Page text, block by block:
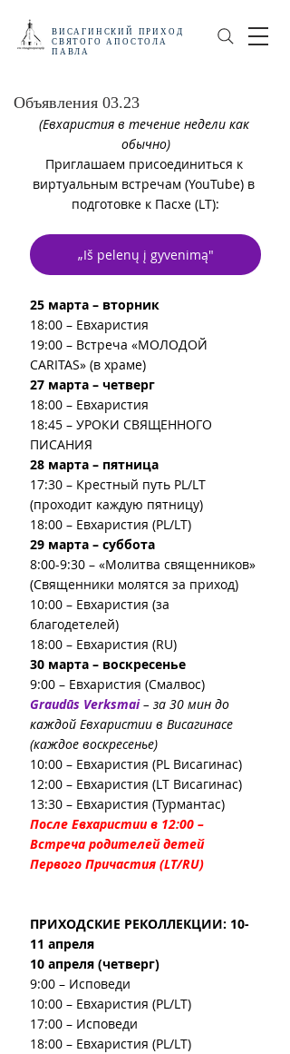
ВИСАГИНСКИЙ
ПРИХОД
СВЯТОГО АПОСТОЛА
ПАВЛА
Объявления 03.23
(Евхаристия в течение недели как
обычно)
Приглашаем присоединиться к
виртуальным встречам (YouTube) в
подготовке к Пасхе (LT):
„Iš pelenų į gyvenimą"
25 марта – вторник
18:00 – Евхаристия
19:00 – Встреча «МОЛОДОЙ
CARITAS» (в храме)
27 марта – четверг
18:00 – Евхаристия
18:45 – УРОКИ СВЯЩЕННОГО
ПИСАНИЯ
28 марта – пятница
17:30 – Крестный путь PL/LT
(проходит каждую пятницу)
18:00 – Евхаристия (PL/LT)
29 марта – суббота
8:00-9:30 – «Молитва священников»
(Священники молятся за приход)
10:00 – Евхаристия (за
благодетелей)
18:00 – Евхаристия (RU)
30 марта – воскресенье
9:00 – Евхаристия (Смалвос)
Graudūs Verksmai – за 30 мин до
каждой Евхаристии в Висагинасе
(каждое воскресенье)
10:00 – Евхаристия (PL Висагинас)
12:00 – Евхаристия (LT Висагинас)
13:30 – Евхаристия (Турмантас)
После Евхаристии в 12:00 –
Встреча родителей детей
Первого Причастия (LT/RU)
ПРИХОДСКИЕ РЕКОЛЛЕКЦИИ: 10-
11 апреля
10 апреля (четверг)
9:00 – Исповеди
10:00 – Евхаристия (PL/LT)
17:00 – Исповеди
18:00 – Евхаристия (PL/LT)